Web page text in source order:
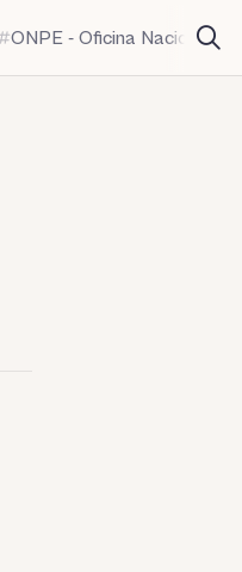
ONPE - Oficina Nacional